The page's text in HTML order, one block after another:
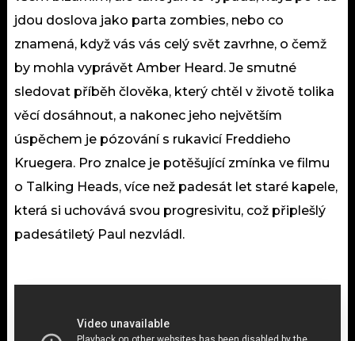
jdou doslova jako parta zombies, nebo co
znamená, když vás vás celý svět zavrhne, o čemž
by mohla vyprávět Amber Heard. Je smutné
sledovat příběh člověka, který chtěl v životě tolika
věcí dosáhnout, a nakonec jeho největším
úspěchem je pózování s rukavicí Freddieho
Kruegera. Pro znalce je potěšující zmínka ve filmu
o Talking Heads, více než padesát let staré kapele,
která si uchovává svou progresivitu, což připlešlý
padesátiletý Paul nezvládl.